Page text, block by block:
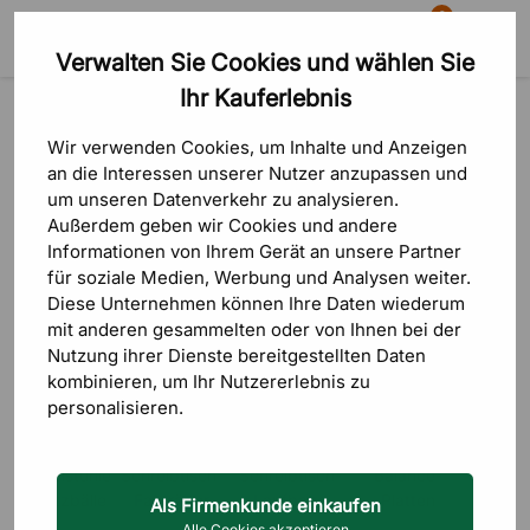
Verwalten Sie Cookies und wählen Sie
Ihr Kauferlebnis
Wir verwenden Cookies, um Inhalte und Anzeigen
an die Interessen unserer Nutzer anzupassen und
um unseren Datenverkehr zu analysieren.
Außerdem geben wir Cookies und andere
Informationen von Ihrem Gerät an unsere Partner
für soziale Medien, Werbung und Analysen weiter.
Diese Unternehmen können Ihre Daten wiederum
mit anderen gesammelten oder von Ihnen bei der
Nutzung ihrer Dienste bereitgestellten Daten
kombinieren, um Ihr Nutzererlebnis zu
personalisieren.
Als Firmenkunde einkaufen
Suche
0
Warenkorb
Aktive Sitz- & Stehmöbel
Aktive Sitz- & Stehmöbel
Bei DPJ finden Sie aktive Sitz- und Stehmöbel von
Vluv,Backapp, Gymstick, Global,LeitzundSmålandsmöbler
Das Sortiment reicht vonSattelstühlen und Sitzbällen über
Balance-Platten bis zu Schreibtisch-Fahrrädern und
Schreibtisch-Laufbändern für Büro, Homeoffice und
Pflegeumgebungen.
Die Gestelle sind aus Aluminium, Stahl oder Holz gefertigt, die
Bezüge aus Polyester, Wolle, Alcantara oder Kunstleder.
Capisco und RH Support bieten verstellbare Sitzwinkel und
Rückenlehnen. Sitzbälle haben einen robusten PVC-Innenball
Lesen Sie mehr
Sattelstühle Schreibtisch-
Fahrräder
Schreibtisch-
Laufband
Balance-